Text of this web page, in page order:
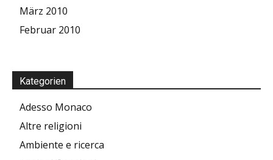
März 2010
Februar 2010
Kategorien
Adesso Monaco
Altre religioni
Ambiente e ricerca